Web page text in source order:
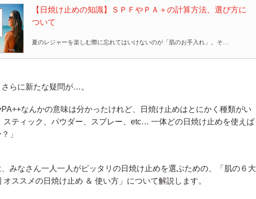
【日焼け止めの知識】ＳＰＦやＰＡ＋の計算方法、選び方に
ついて
夏のレジャーを楽しむ際に忘れてはいけないのが「肌のお手入れ」。そう「日焼け止め対策」です！
さらに新たな疑問が…。
PA++なんかの意味は分かったけれど、日焼け止めはとにかく種類がい
スティック、パウダー、スプレー、etc… 一体どの日焼け止めを使えば
」
、みなさん一人一人がピッタリの日焼け止めを選ぶための、「肌の６大
オススメの日焼け止め ＆ 使い方」について解説します。